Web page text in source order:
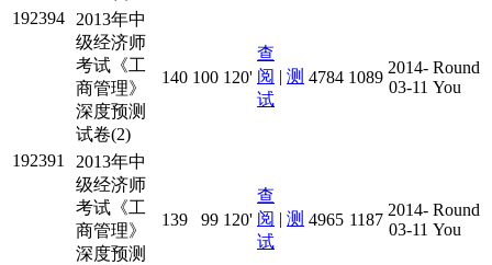
192394
2013年中
级经济师
考试《工
商管理》
深度预测
试卷(2)
140 100 120'
查
阅 | 测
试
4784 1089
2014-
03-11
Round
You
192391
2013年中
级经济师
考试《工
商管理》
深度预测
139 99 120'
查
阅 | 测
试
4965 1187
2014-
03-11
Round
You